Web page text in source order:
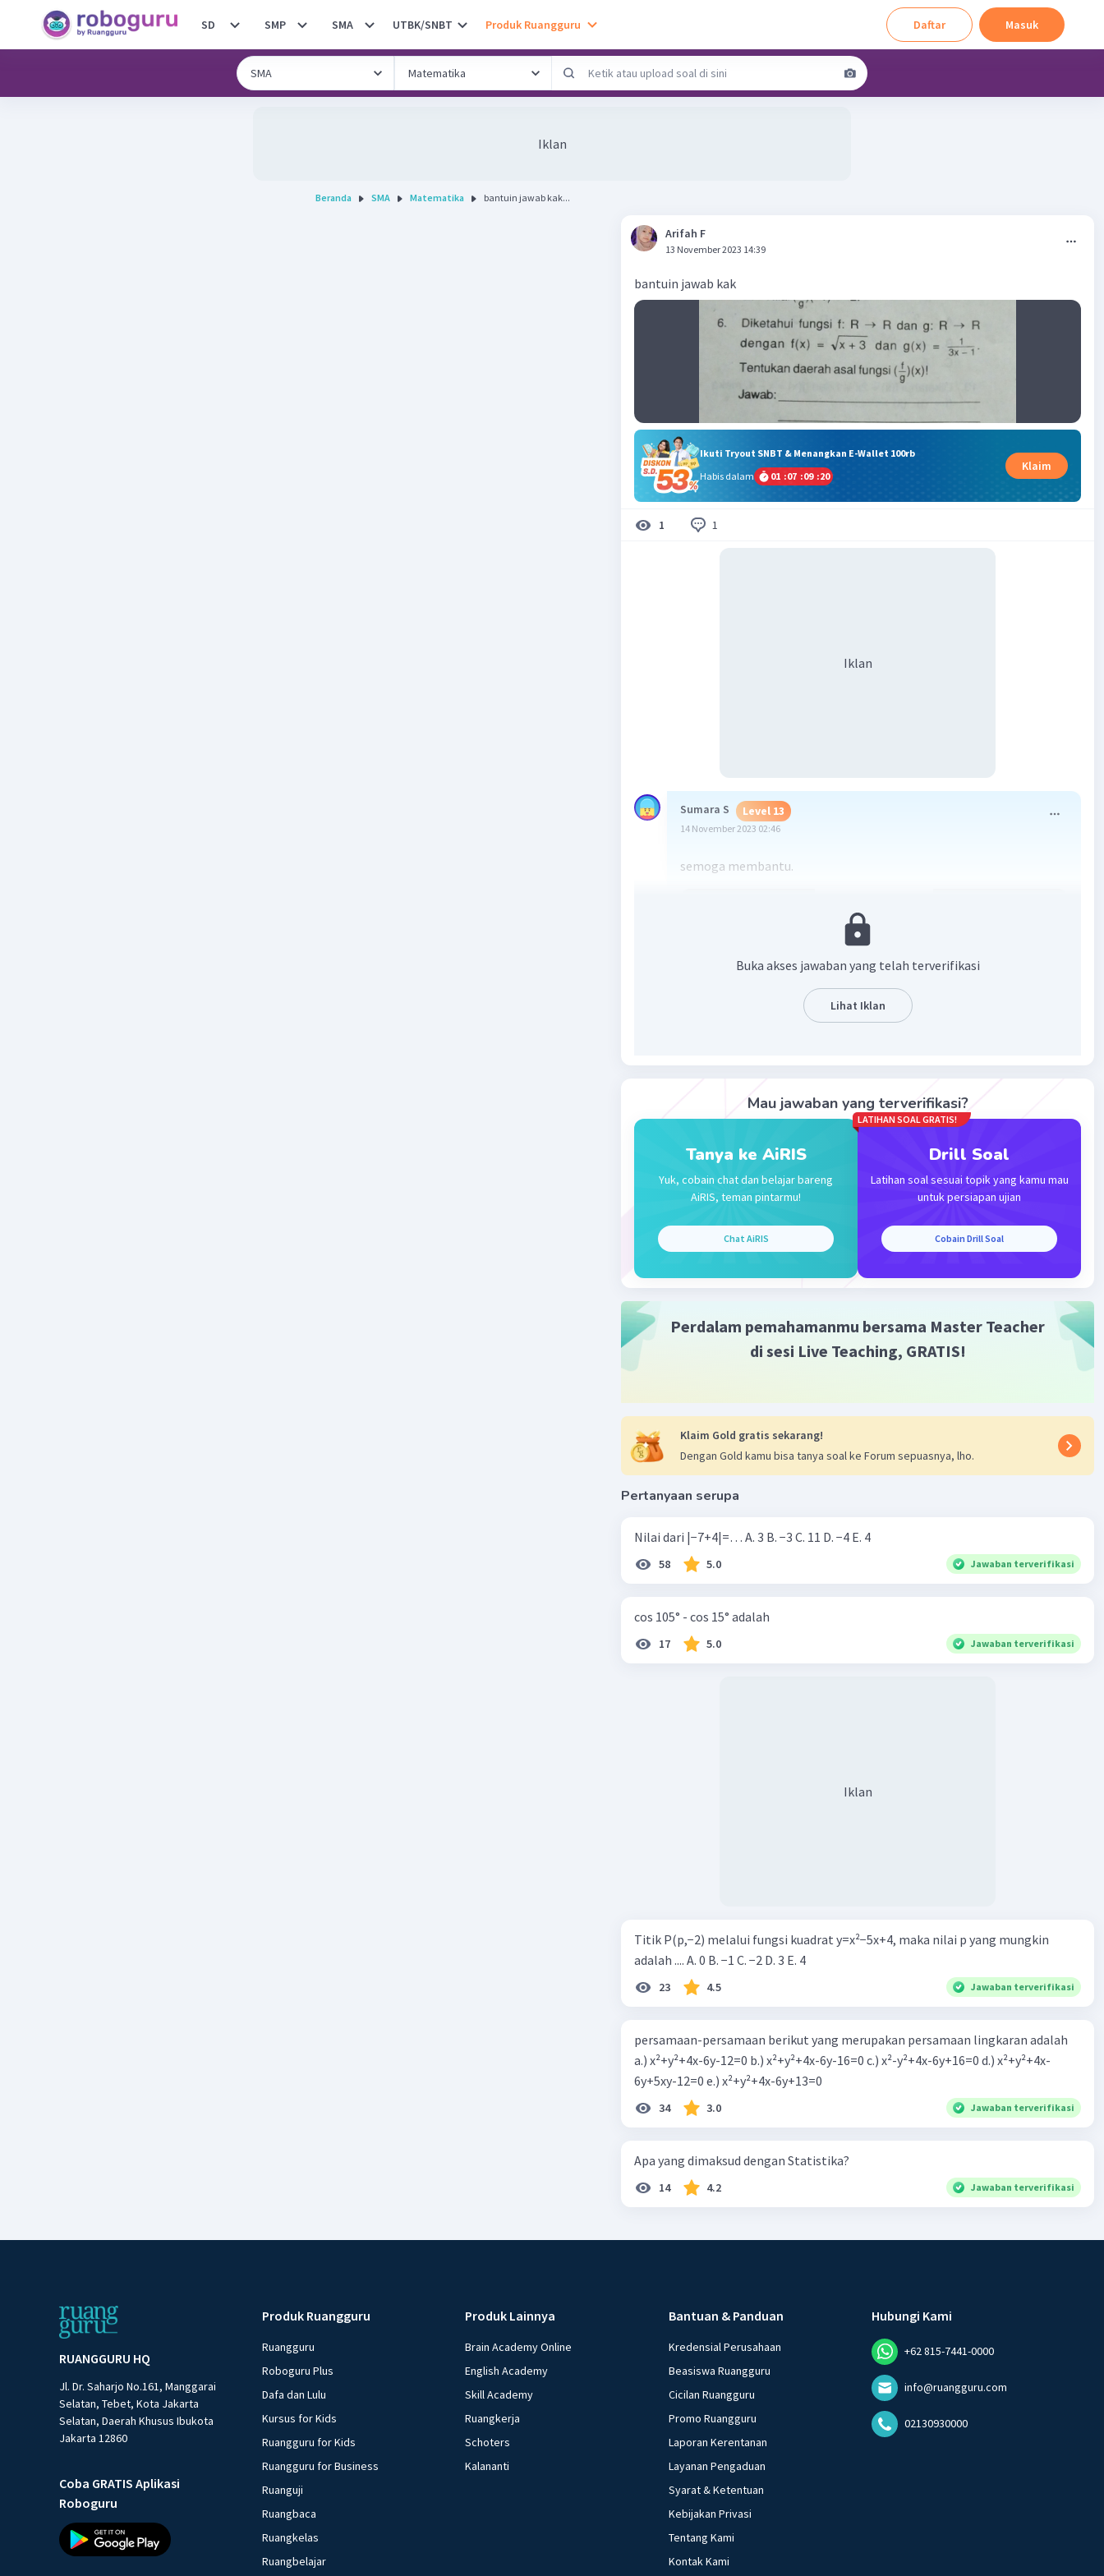
SD SMP SMA UTBK/SNBT Produk Ruangguru Daftar Masuk
Iklan
Beranda SMA Matematika bantuin jawab kak...
Arifah F
13 November 2023 14:39
bantuin jawab kak
Ikuti Tryout SNBT & Menangkan E-Wallet 100rb
Habis dalam
01 :07 :09 :19
Klaim
1 1
Iklan
Sumara S Level 13
14 November 2023 02:46
semoga membantu.
Iklan
Buka akses jawaban yang telah terverifikasi
Lihat Iklan
Mau jawaban yang terverifikasi?
Tanya ke AiRIS
Yuk, cobain chat dan belajar bareng
AiRIS, teman pintarmu!
Chat AiRIS
LATIHAN SOAL GRATIS!
Drill Soal
Latihan soal sesuai topik yang kamu mau
untuk persiapan ujian
Cobain Drill Soal
Perdalam pemahamanmu bersama Master Teacher
di sesi Live Teaching, GRATIS!
Klaim Gold gratis sekarang!
Dengan Gold kamu bisa tanya soal ke Forum sepuasnya, lho.
Pertanyaan serupa
Nilai dari |−7+4|=… A. 3 B. −3 C. 11 D. −4 E. 4
58 5.0 Jawaban terverifikasi
cos 105° - cos 15° adalah
17 5.0 Jawaban terverifikasi
Iklan
Titik P(p,−2) melalui fungsi kuadrat y=x²−5x+4, maka nilai p yang mungkin
adalah .... A. 0 B. −1 C. −2 D. 3 E. 4
23 4.5 Jawaban terverifikasi
persamaan-persamaan berikut yang merupakan persamaan lingkaran adalah
a.) x²+y²+4x-6y-12=0 b.) x²+y²+4x-6y-16=0 c.) x²-y²+4x-6y+16=0 d.) x²+y²+4x-
6y+5xy-12=0 e.) x²+y²+4x-6y+13=0
34 3.0 Jawaban terverifikasi
Apa yang dimaksud dengan Statistika?
14 4.2 Jawaban terverifikasi
RUANGGURU HQ
Jl. Dr. Saharjo No.161, Manggarai
Selatan, Tebet, Kota Jakarta
Selatan, Daerah Khusus Ibukota
Jakarta 12860
Coba GRATIS Aplikasi
Roboguru
Produk Ruangguru
Ruangguru
Roboguru Plus
Dafa dan Lulu
Kursus for Kids
Ruangguru for Kids
Ruangguru for Business
Ruanguji
Ruangbaca
Ruangkelas
Ruangbelajar
Produk Lainnya
Brain Academy Online
English Academy
Skill Academy
Ruangkerja
Schoters
Kalananti
Bantuan & Panduan
Kredensial Perusahaan
Beasiswa Ruangguru
Cicilan Ruangguru
Promo Ruangguru
Laporan Kerentanan
Layanan Pengaduan
Syarat & Ketentuan
Kebijakan Privasi
Tentang Kami
Kontak Kami
Hubungi Kami
+62 815-7441-0000
info@ruangguru.com
02130930000